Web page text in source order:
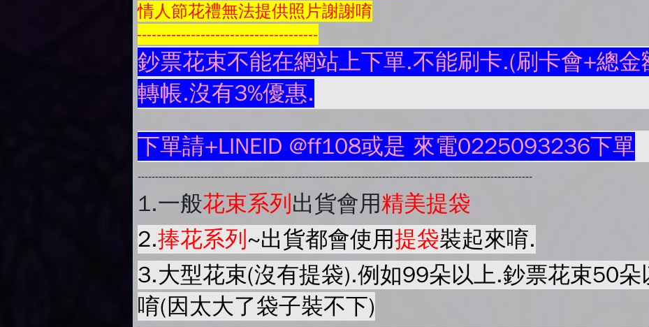
情人節花禮無法提供照片謝謝唷
-------------------------------------
鈔票花束不能在網站上下單.不能刷卡.(刷卡會+總金
轉帳.沒有3%優惠.
下單請+LINEID @ff108或是 來電0225093236下單
-----------------------------------------------------------------------------------------------------------------
1.一般花束系列出貨會用精美提袋
2.捧花系列~出貨都會使用提袋裝起來唷.
3.大型花束(沒有提袋).例如99朵以上.鈔票花束50朵
唷(因太大了袋子裝不下)